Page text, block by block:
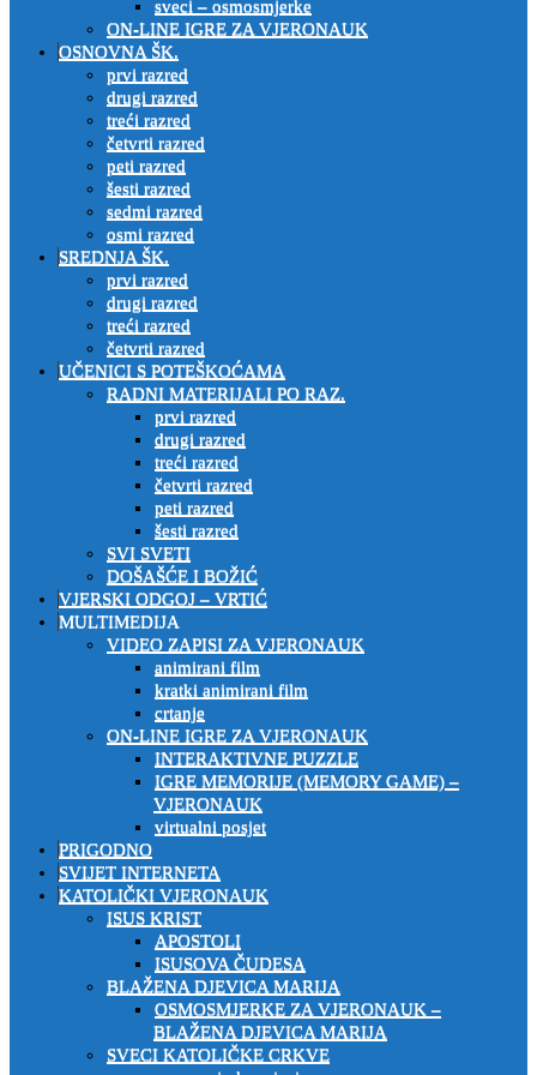
sveci – osmosmjerke
ON-LINE IGRE ZA VJERONAUK
OSNOVNA ŠK.
prvi razred
drugi razred
treći razred
četvrti razred
peti razred
šesti razred
sedmi razred
osmi razred
SREDNJA ŠK.
prvi razred
drugi razred
treći razred
četvrti razred
UČENICI S POTEŠKOĆAMA
RADNI MATERIJALI PO RAZ.
prvi razred
drugi razred
treći razred
četvrti razred
peti razred
šesti razred
SVI SVETI
DOŠAŠĆE I BOŽIĆ
VJERSKI ODGOJ – VRTIĆ
MULTIMEDIJA
VIDEO ZAPISI ZA VJERONAUK
animirani film
kratki animirani film
crtanje
ON-LINE IGRE ZA VJERONAUK
INTERAKTIVNE PUZZLE
IGRE MEMORIJE (MEMORY GAME) –
VJERONAUK
virtualni posjet
PRIGODNO
SVIJET INTERNETA
KATOLIČKI VJERONAUK
ISUS KRIST
APOSTOLI
ISUSOVA ČUDESA
BLAŽENA DJEVICA MARIJA
OSMOSMJERKE ZA VJERONAUK –
BLAŽENA DJEVICA MARIJA
SVECI KATOLIČKE CRKVE